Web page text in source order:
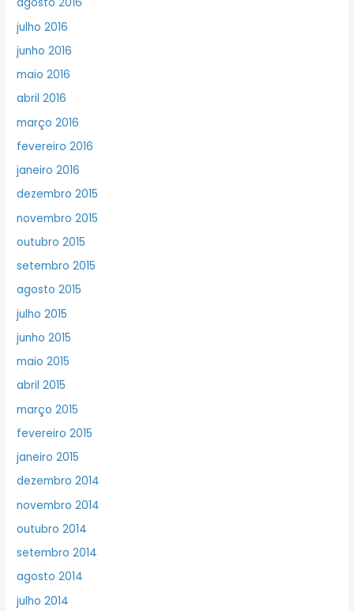
agosto 2016
julho 2016
junho 2016
maio 2016
abril 2016
março 2016
fevereiro 2016
janeiro 2016
dezembro 2015
novembro 2015
outubro 2015
setembro 2015
agosto 2015
julho 2015
junho 2015
maio 2015
abril 2015
março 2015
fevereiro 2015
janeiro 2015
dezembro 2014
novembro 2014
outubro 2014
setembro 2014
agosto 2014
julho 2014